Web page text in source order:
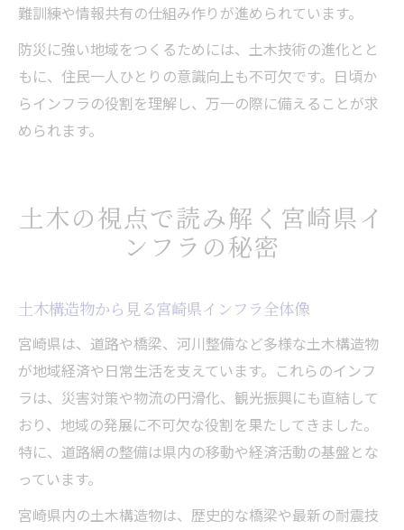
難訓練や情報共有の仕組み作りが進められています。
防災に強い地域をつくるためには、土木技術の進化とと
もに、住民一人ひとりの意識向上も不可欠です。日頃か
らインフラの役割を理解し、万一の際に備えることが求
められます。
土木の視点で読み解く宮崎県イ
ンフラの秘密
土木構造物から見る宮崎県インフラ全体像
宮崎県は、道路や橋梁、河川整備など多様な土木構造物
が地域経済や日常生活を支えています。これらのインフ
ラは、災害対策や物流の円滑化、観光振興にも直結して
おり、地域の発展に不可欠な役割を果たしてきました。
特に、道路網の整備は県内の移動や経済活動の基盤とな
っています。
宮崎県内の土木構造物は、歴史的な橋梁や最新の耐震技